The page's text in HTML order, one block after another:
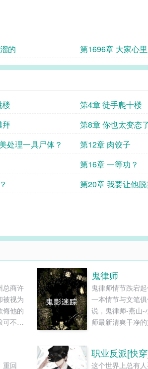
的 第1696章 大家心
楼
第4章 徒手爬十楼
拜
第8章 你也太变态
处理一具尸体？
第12章 肉饺子
第16章 一等功？
第20章 我要让他
总商许
被视为
侮他的
可不想
由我
鬼律师
鬼律师情节跌宕
一本情节与文笔
说，鬼律师-燕山-
师最新清爽干净
重回
职业反派[快
这个世界上总有